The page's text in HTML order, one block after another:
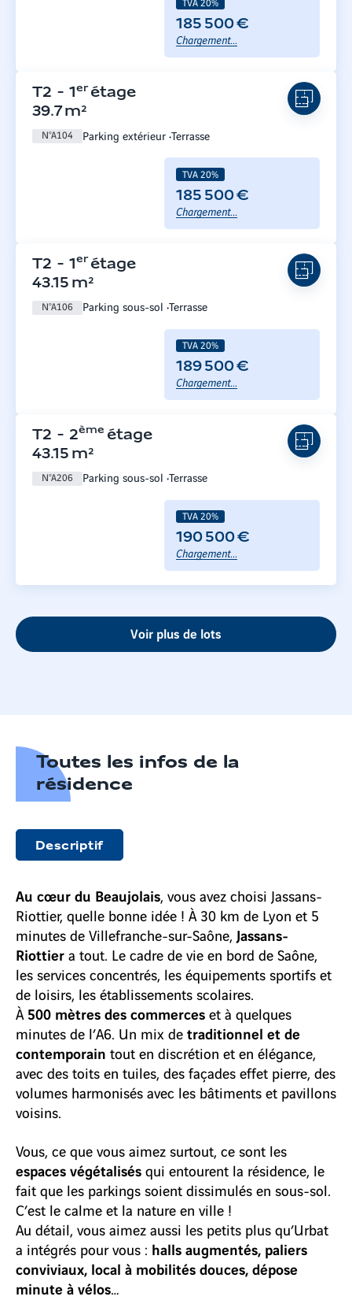
185 500 €
Chargement...
T2 - 1er étage
39.7m²
N°A104 Parking extérieur Terrasse
TVA 20%
185 500 €
Chargement...
T2 - 1 er étage
43.15 m²
N°A106 Parking sous-sol Terrasse
TVA 20%
189 500 €
Chargement...
T2 - 2ème étage
43.15 m²
N°A206 Parking sous-sol Terrasse
TVA 20%
190 500 €
Chargement...
Voir plus de lots
Toutes les infos de la
résidence
Descriptif
Au cœur du Beaujolais, vous avez choisi Jassans-
Riottier, quelle bonne idée ! À 30 km de Lyon et 5
minutes de Villefranche-sur-Saône, Jassans-
Riottiera tout. Le cadre de vie en bord de Saône,
les services concentrés, les équipements sportifs et
de loisirs, les établissements scolaires.
À500 mètres des commerceset à quelques
minutes de l’A6. Un mix detraditionnel et de
contemporain tout en discrétion et en élégance,
avec des toits en tuiles, des façades effet pierre, des
volumes harmonisés avec les bâtiments et pavillons
voisins.
Vous, ce que vous aimez surtout, ce sont les
espaces végétalisésqui entourent la résidence, le
fait que les parkings soient dissimulés en sous-sol.
C’est le calme et la nature en ville !
Au détail, vous aimez aussi les petits plus qu’Urbat
a intégrés pour vous : halls augmentés, paliers
conviviaux, local à mobilités douces, dépose
minute à vélos…